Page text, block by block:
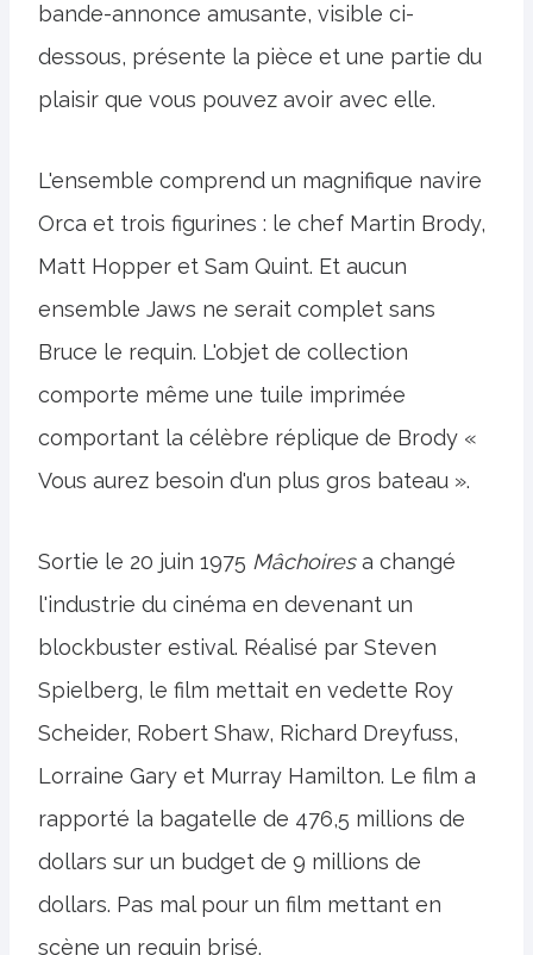
bande-annonce amusante, visible ci-
dessous, présente la pièce et une partie du
plaisir que vous pouvez avoir avec elle.
L'ensemble comprend un magnifique navire
Orca et trois figurines : le chef Martin Brody,
Matt Hopper et Sam Quint. Et aucun
ensemble Jaws ne serait complet sans
Bruce le requin. L'objet de collection
comporte même une tuile imprimée
comportant la célèbre réplique de Brody «
Vous aurez besoin d'un plus gros bateau ».
Sortie le 20 juin 1975 Mâchoiresa changé
l'industrie du cinéma en devenant un
blockbuster estival. Réalisé par Steven
Spielberg, le film mettait en vedette Roy
Scheider, Robert Shaw, Richard Dreyfuss,
Lorraine Gary et Murray Hamilton. Le film a
rapporté la bagatelle de 476,5 millions de
dollars sur un budget de 9 millions de
dollars. Pas mal pour un film mettant en
scène un requin brisé.